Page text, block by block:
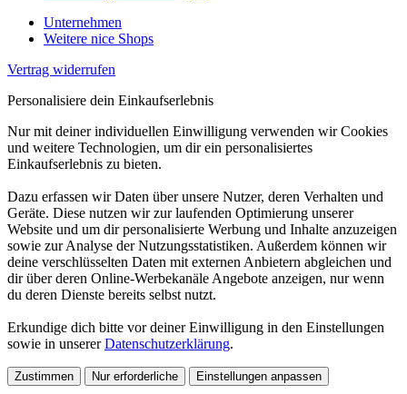
Unternehmen
Weitere nice Shops
Vertrag widerrufen
Personalisiere dein Einkaufserlebnis
Nur mit deiner individuellen Einwilligung verwenden wir Cookies
und weitere Technologien, um dir ein personalisiertes
Einkaufserlebnis zu bieten.
Dazu erfassen wir Daten über unsere Nutzer, deren Verhalten und
Geräte. Diese nutzen wir zur laufenden Optimierung unserer
Website und um dir personalisierte Werbung und Inhalte anzuzeigen
sowie zur Analyse der Nutzungsstatistiken. Außerdem können wir
deine verschlüsselten Daten mit externen Anbietern abgleichen und
dir über deren Online-Werbekanäle Angebote anzeigen, nur wenn
du deren Dienste bereits selbst nutzt.
Erkundige dich bitte vor deiner Einwilligung in den Einstellungen
sowie in unsererDatenschutzerklärung.
Zustimmen Nur erforderliche Einstellungen anpassen